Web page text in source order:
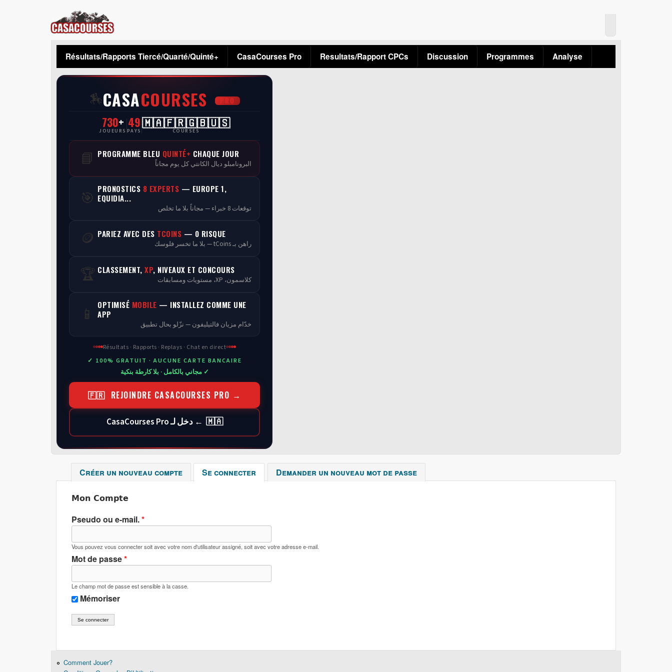
CasaCourses
Résultats/Rapports Tiercé/Quarté/Quinté+ CasaCourses Pro Resultats/Rapport CPCs Discussion Programmes Analyse
🏇CASACOURSES PRO
730+
JOUEURS
49
PAYS
🇲🇦🇫🇷🇬🇧🇺🇸
COURSES
📘 PROGRAMME BLEU QUINTÉ+ CHAQUE JOUR
البرونامبلو ديال الكانتي كل يوم مجاناً
🎯 PRONOSTICS 8 EXPERTS — EUROPE 1,
EQUIDIA...
توقعات 8 خبراء — مجاناً بلا ما تخلص
🪙 PARIEZ AVEC DES TCOINS — 0 RISQUE
راهن بـ tCoins — بلا ما تخسر فلوسك
🏆 CLASSEMENT, XP, NIVEAUX ET CONCOURS
كلاسمون، XP، مستويات ومسابقات
📱 OPTIMISÉ MOBILE — INSTALLEZ COMME UNE
APP
خدّام مزيان فالتيليفون — نزّلو بحال تطبيق
Résultats · Rapports · Replays · Chat en direct
✓ 100% GRATUIT · AUCUNE CARTE BANCAIRE
✓ مجاني بالكامل · بلا كارطة بنكية
🇫🇷 REJOINDRE CASACOURSES PRO →
🇲🇦 ← دخل لـ CasaCourses Pro
Créer un nouveau compte Se connecter (onglet actif)
Demander un nouveau mot de passe
Mon Compte
Pseudo ou e-mail.*
Vous pouvez vous connecter soit avec votre nom d'utilisateur assigné, soit avec votre adresse e-mail.
Mot de passe*
Le champ mot de passe est sensible à la casse.
Mémoriser
Comment Jouer?